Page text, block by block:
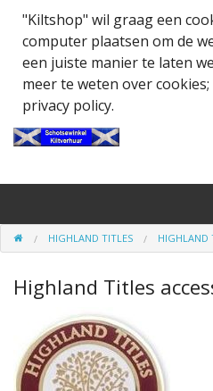
"Kiltshop" wil graag een
computer plaatsen om de
een juiste manier te laten
meer te weten over cookies;
privacy policy.
Accessoires
Doedelzakspeler
Eten en Drinken
Kilt - Kleding
HIGHLAND TITLES HIGHLAND
Highland Titles